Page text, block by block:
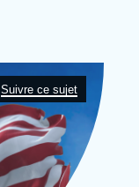
Suivre ce sujet